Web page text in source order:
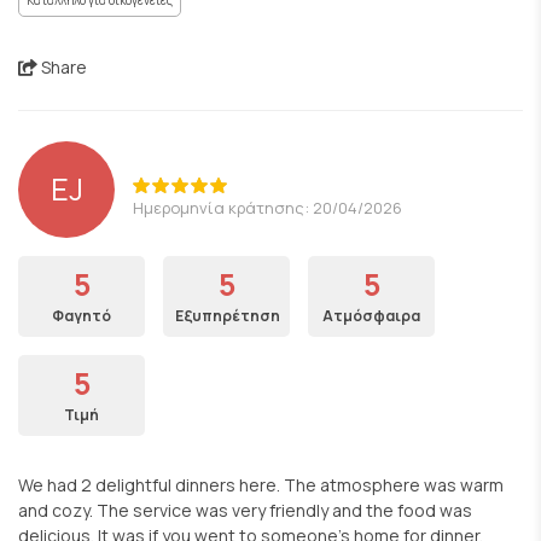
Share
EJ Ημερομηνία κράτησης: 20/04/2026
5
Φαγητό
5
Εξυπηρέτηση
5
Ατμόσφαιρα
5
Τιμή
We had 2 delightful dinners here. The atmosphere was warm
and cozy. The service was very friendly and the food was
delicious. It was if you went to someone’s home for dinner.